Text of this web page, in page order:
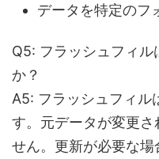
データを特定のフ
Q5: フラッシュフィ
か？
A5: フラッシュフィル
す。元データが変更さ
せん。更新が必要な